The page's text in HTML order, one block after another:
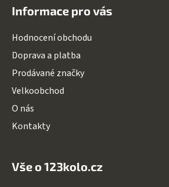
Informace pro vás
Hodnocení obchodu
Doprava a platba
Prodávané značky
Velkoobchod
O nás
Kontakty
Vše o 123kolo.cz